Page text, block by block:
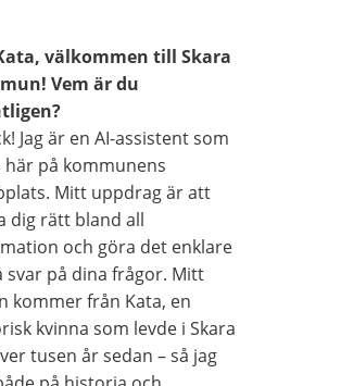
välkommen till Skara
Vem är du
Jag är en AI-assistent som
här på kommunens
Mitt uppdrag är att
dig rätt bland all
och göra det enklare
svar på dina frågor. Mitt
kommer från Kata, en
kvinna som levde i Skara
tusen år sedan – så jag